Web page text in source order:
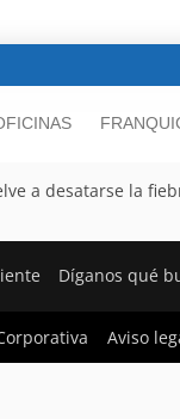
a desatarse la
Díganos qué
Aviso